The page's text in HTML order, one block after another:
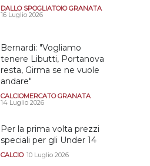
DALLO SPOGLIATOIO GRANATA
16 Luglio 2026
Bernardi: "Vogliamo
tenere Libutti, Portanova
resta, Girma se ne vuole
andare"
CALCIOMERCATO GRANATA
14 Luglio 2026
Per la prima volta prezzi
speciali per gli Under 14
CALCIO 10 Luglio 2026